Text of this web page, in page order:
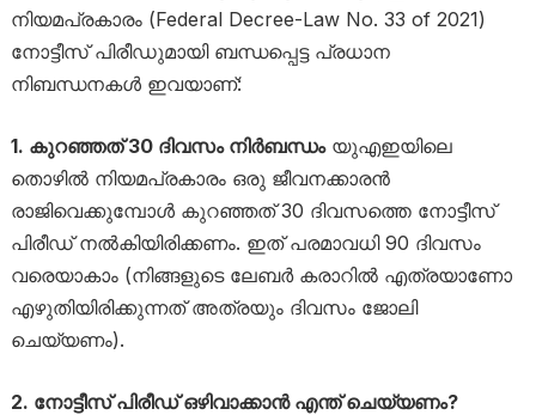
നിയമപ്രകാരം (Federal Decree-Law No. 33 of 2021)
നോട്ടീസ് പിരീഡുമായി ബന്ധപ്പെട്ട പ്രധാന
നിബന്ധനകൾ ഇവയാണ്:
1. കുറഞ്ഞത് 30 ദിവസം നിർബന്ധംയുഎഇയിലെ
തൊഴിൽ നിയമപ്രകാരം ഒരു ജീവനക്കാരൻ
രാജിവെക്കുമ്പോൾ കുറഞ്ഞത് 30 ദിവസത്തെ നോട്ടീസ്
പിരീഡ് നൽകിയിരിക്കണം. ഇത് പരമാവധി 90 ദിവസം
വരെയാകാം (നിങ്ങളുടെ ലേബർ കരാറിൽ എത്രയാണോ
എഴുതിയിരിക്കുന്നത് അത്രയും ദിവസം ജോലി
ചെയ്യണം).
2. നോട്ടീസ് പിരീഡ് ഒഴിവാക്കാൻ എന്ത് ചെയ്യണം?